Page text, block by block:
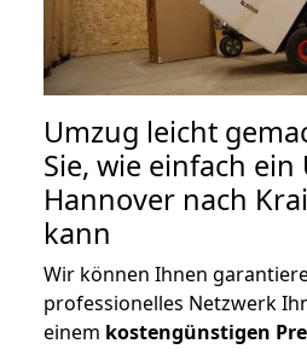
Umzug leicht
Sie, wie einfach ein
Hannover nach
kann
Wir können Ihnen
professionelles Netzwerk
einem kostengünstigen